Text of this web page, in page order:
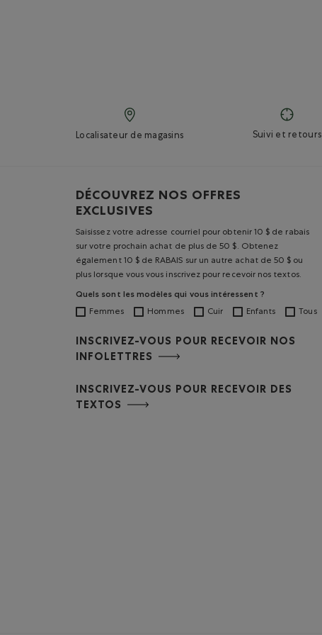
Localisateur de magasins Suivi et retours
DÉCOUVREZ NOS OFFRES
EXCLUSIVES
Saisissez votre adresse courriel pour obtenir 10 $ de rabais
sur votre prochain achat de plus de 50 $. Obtenez
également 10 $ de RABAIS sur un autre achat de 50 $ ou
plus lorsque vous vous inscrivez pour recevoir nos textos.
Quels sont les modèles qui vous intéressent ?
Femmes Hommes Cuir Enfants Tous
INSCRIVEZ-VOUS POUR RECEVOIR NOS
INFOLETTRES
INSCRIVEZ-VOUS POUR RECEVOIR DES
TEXTOS